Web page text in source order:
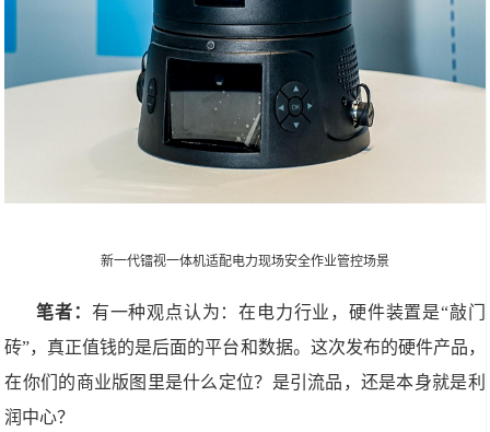
新一代镭视一体机适配电力现场安全作业管控场景
笔者： 有一种观点认为：在电力行业，硬件装置是“敲门
砖”，真正值钱的是后面的平台和数据。这次发布的硬件产品，
在你们的商业版图里是什么定位？是引流品，还是本身就是利
润中心？